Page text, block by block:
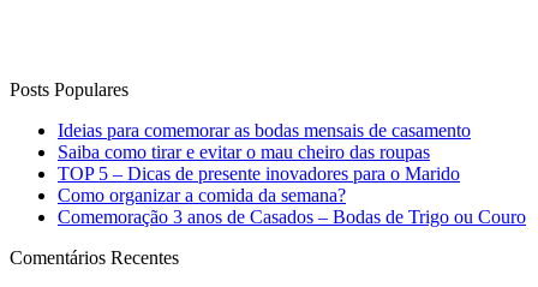
Posts Populares
Ideias para comemorar as bodas mensais de casamento
Saiba como tirar e evitar o mau cheiro das roupas
TOP 5 – Dicas de presente inovadores para o Marido
Como organizar a comida da semana?
Comemoração 3 anos de Casados – Bodas de Trigo ou Couro
Comentários Recentes